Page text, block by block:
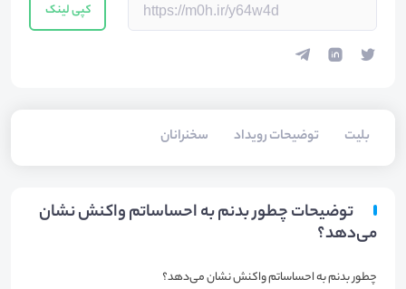
کپی لینک
بلیت‌ توضیحات رویداد سخنرانان
توضیحات چطور بدنم به احساساتم واکنش نشان
می‌دهد؟
چطور بدنم به احساساتم واکنش نشان می‌دهد؟